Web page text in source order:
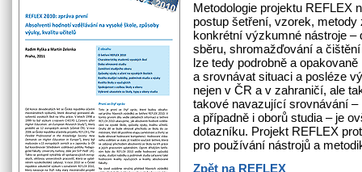
Metodologie projektu REFLEX
postup šetření, vzorek,
konkrétní výzkumné nástroje
sběru, shromažďování a
lze tedy podrobně a
a srovnávat situaci a posléze
nejen v ČR a v zahraničí, ale
takové navazující srovnávání –
a případně i oborů studia – je
dotazníku. Projekt REFLEX
pro používání nástrojů a
Zpět na REFLEX